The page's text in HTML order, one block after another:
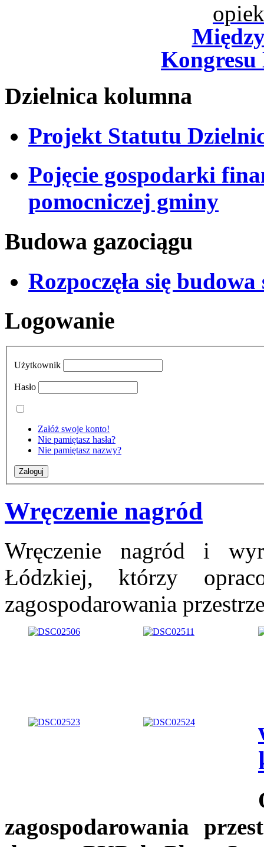
Dzielnica kolumna
Projekt Statutu
Pojęcie gospodarki
pomocniczej gminy
Budowa gazociągu
Rozpoczęła się
Logowanie
Użytkownik
Hasło
Załóż swoje konto!
Nie pamiętasz hasła?
Nie pamiętasz nazwy?
Wręczenie nagród
Wręczenie nagród i
Łódzkiej, którzy
zagospodarowania
zagospodarowania